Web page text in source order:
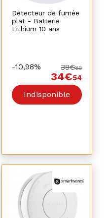
Détecteur de fumée
plat - Batterie
Lithium 10 ans
-10,98% 38€80
34€54
Indisponible